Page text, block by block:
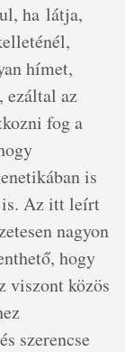
ha látja,
hímet,
ezáltal az
fog a
is
is. Az itt leírt
nagyon
hogy
viszont közös
szerencse